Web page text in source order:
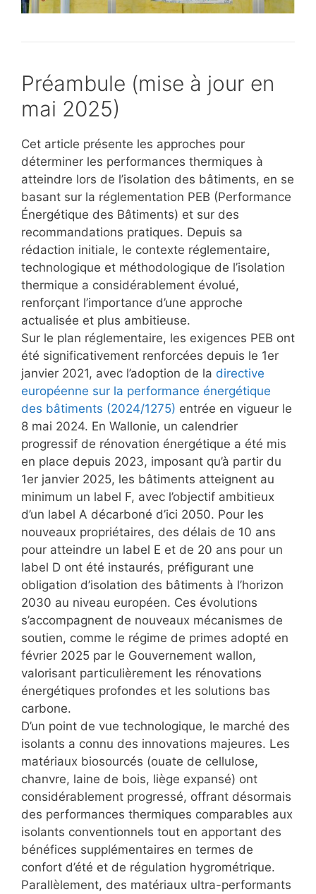
Préambule (mise à jour en
mai 2025)
Cet article présente les approches pour
déterminer les performances thermiques à
atteindre lors de l’isolation des bâtiments, en se
basant sur la réglementation PEB (Performance
Énergétique des Bâtiments) et sur des
recommandations pratiques. Depuis sa
rédaction initiale, le contexte réglementaire,
technologique et méthodologique de l’isolation
thermique a considérablement évolué,
renforçant l’importance d’une approche
actualisée et plus ambitieuse.
Sur le plan réglementaire, les exigences PEB ont
été significativement renforcées depuis le 1er
janvier 2021, avec l’adoption de la directive
européenne sur la performance énergétique
des bâtiments (2024/1275) entrée en vigueur le
8 mai 2024. En Wallonie, un calendrier
progressif de rénovation énergétique a été mis
en place depuis 2023, imposant qu’à partir du
1er janvier 2025, les bâtiments atteignent au
minimum un label F, avec l’objectif ambitieux
d’un label A décarboné d’ici 2050. Pour les
nouveaux propriétaires, des délais de 10 ans
pour atteindre un label E et de 20 ans pour un
label D ont été instaurés, préfigurant une
obligation d’isolation des bâtiments à l’horizon
2030 au niveau européen. Ces évolutions
s’accompagnent de nouveaux mécanismes de
soutien, comme le régime de primes adopté en
février 2025 par le Gouvernement wallon,
valorisant particulièrement les rénovations
énergétiques profondes et les solutions bas
carbone.
D’un point de vue technologique, le marché des
isolants a connu des innovations majeures. Les
matériaux biosourcés (ouate de cellulose,
chanvre, laine de bois, liège expansé) ont
considérablement progressé, offrant désormais
des performances thermiques comparables aux
isolants conventionnels tout en apportant des
bénéfices supplémentaires en termes de
confort d’été et de régulation hygrométrique.
Parallèlement, des matériaux ultra-performants